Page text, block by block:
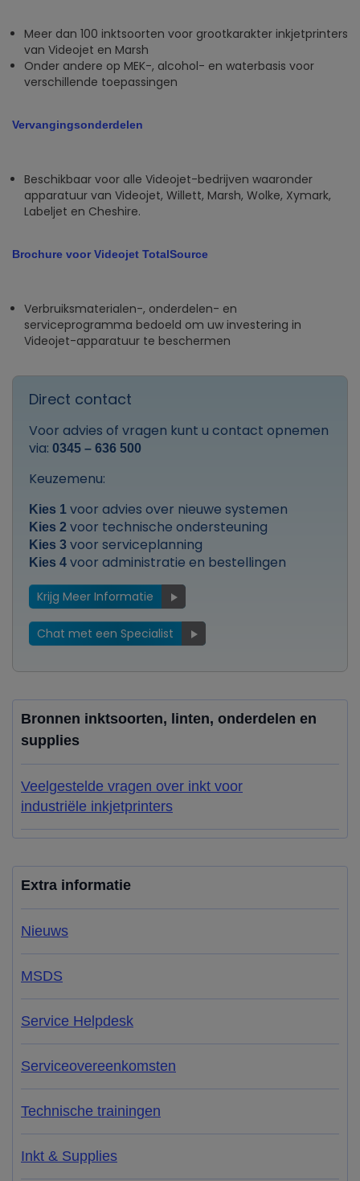
Meer dan 100 inktsoorten voor grootkarakter inkjetprinters
van Videojet en Marsh
Onder andere op MEK-, alcohol- en waterbasis voor
verschillende toepassingen
Vervangingsonderdelen
Beschikbaar voor alle Videojet-bedrijven waaronder
apparatuur van Videojet, Willett, Marsh, Wolke, Xymark,
Labeljet en Cheshire.
Brochure voor Videojet TotalSource
Verbruiksmaterialen-, onderdelen- en
serviceprogramma bedoeld om uw investering in
Videojet-apparatuur te beschermen
Direct contact
Voor advies of vragen kunt u contact opnemen
via: 0345 – 636 500
Keuzemenu:
Kies 1 voor advies over nieuwe systemen
Kies 2 voor technische ondersteuning
Kies 3 voor serviceplanning
Kies 4 voor administratie en bestellingen
Krijg Meer Informatie
Chat met een Specialist
Bronnen inktsoorten, linten, onderdelen en
supplies
Veelgestelde vragen over inkt voor
industriële inkjetprinters
Extra informatie
Nieuws
MSDS
Service Helpdesk
Serviceovereenkomsten
Technische trainingen
Inkt & Supplies